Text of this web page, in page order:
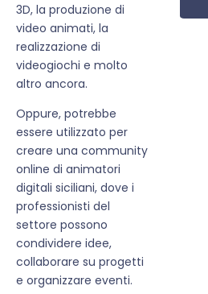
3D, la produzione di
video animati, la
realizzazione di
videogiochi e molto
altro ancora.
Oppure, potrebbe
essere utilizzato per
creare una community
online di animatori
digitali siciliani, dove i
professionisti del
settore possono
condividere idee,
collaborare su progetti
e organizzare eventi.